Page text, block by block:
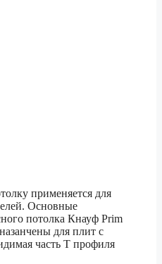
применяется для
Основные
потолка Кнауф Prim
для плит с
часть Т профиля